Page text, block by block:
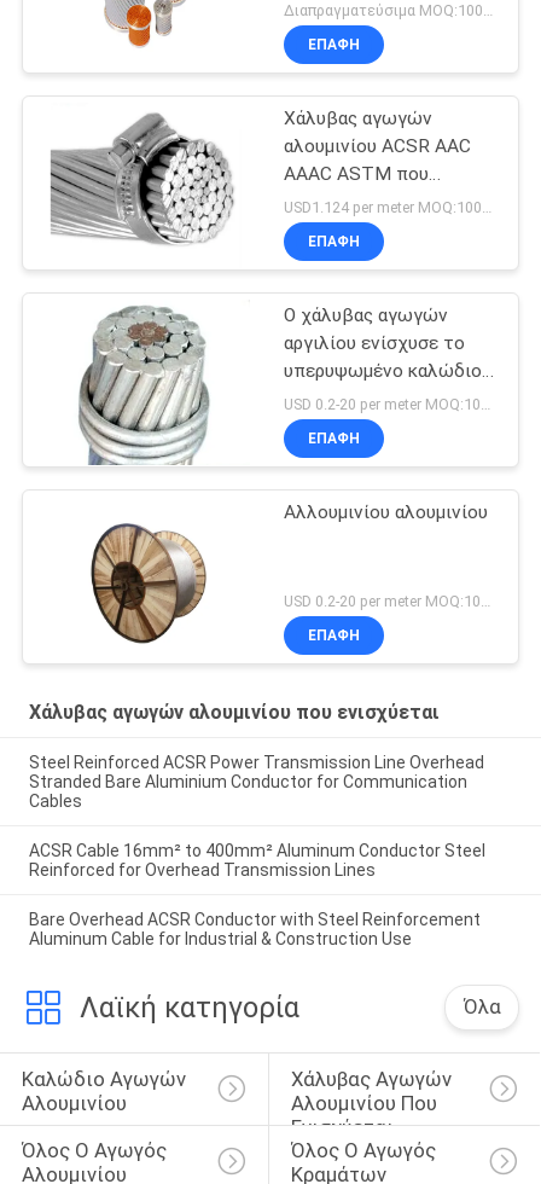
Διαπραγματεύσιμα MOQ:1000M
ΕΠΑΦΉ
Χάλυβας αγωγών
αλουμινίου ACSR AAC
AAAC ASTM που
ενισχύεται
USD1.124 per meter MOQ:1000M
ΕΠΑΦΉ
Ο χάλυβας αγωγών
αργιλίου ενίσχυσε το
υπερυψωμένο καλώδιο
αγωγών ACSR
ΕΠΑΦΉ
Αλλουμινίου αλουμινίου
ΕΠΑΦΉ
Χάλυβας αγωγών αλουμινίου που ενισχύεται
Steel Reinforced ACSR Power Transmission Line Overhead
Stranded Bare Aluminium Conductor for Communication
Cables
ACSR Cable 16mm² to 400mm² Aluminum Conductor Steel
Reinforced for Overhead Transmission Lines
Bare Overhead ACSR Conductor with Steel Reinforcement
Aluminum Cable for Industrial & Construction Use
Λαϊκή κατηγορία Όλα
Καλώδιο Αγωγών
Αλουμινίου
Χάλυβας Αγωγών
Αλουμινίου Που
Ενισχύεται
Όλος Ο Αγωγός
Αλουμινίου
Όλος Ο Αγωγός
Κραμάτων